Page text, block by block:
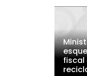
fiscal